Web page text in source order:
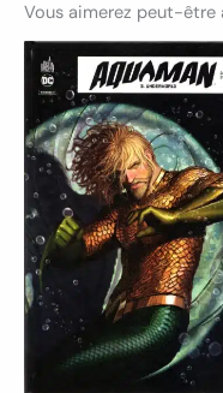
Vous aimerez peut-être